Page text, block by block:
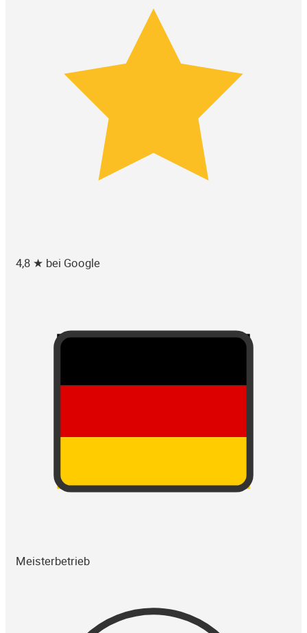
4,8 ★ bei Google
Meisterbetrieb